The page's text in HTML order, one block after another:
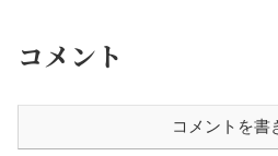
コメント
コメントを書